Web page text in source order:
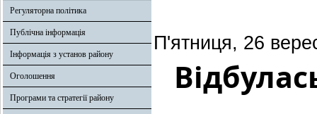
Регуляторна політика
Публічна інформація
Інформація з установ району
Оголошення
Програми та стратегії району
П'ятниця, 26